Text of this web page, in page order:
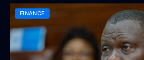
FINANCE